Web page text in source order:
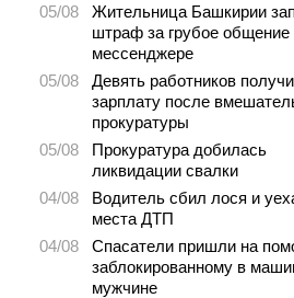
05/08
Жительница Башкирии
штраф за грубое общение
мессенджере
05/08
Девять работников
зарплату после
прокуратуры
05/08
Прокуратура добилась
ликвидации свалки
04/08
Водитель сбил лося и
места ДТП
04/08
Спасатели пришли на
заблокированному в
мужчине